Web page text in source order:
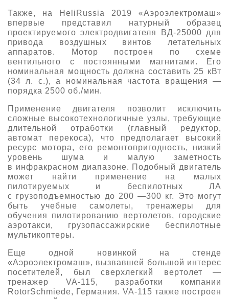
Также, на HeliRussia 2019 «Аэроэлектромаш»
впервые представил натурный образец
проектируемого электродвигателя ВД-25000 для
привода воздушных винтов летательных
аппаратов. Мотор построен по схеме
вентильного с постоянными магнитами. Его
номинальная мощность должна составить 25 кВт
(34 л. с.), а номинальная частота вращения —
порядка 2500 об./мин.
Применение двигателя позволит исключить
сложные высокотехнологичные узлы, требующие
длительной отработки (главный редуктор,
автомат перекоса), что предполагает высокий
ресурс мотора, его ремонтопригодность, низкий
уровень шума и малую заметность
в инфракрасном диапазоне. Подобный двигатель
может найти применение на малых
пилотируемых и беспилотных ЛА
с грузоподъемностью до 200 —300 кг. Это могут
быть учебные самолеты, тренажеры для
обучения пилотированию вертолетов, городские
аэротакси, грузопассажирские беспилотные
мультикоптеры.
Еще одной новинкой на стенде
«Аэроэлектромаш», вызвавшей большой интерес
посетителей, был сверхлегкий вертолет —
тренажер VA-115, разработки компании
RotorSchmiede, Германия. VA-115 также построен